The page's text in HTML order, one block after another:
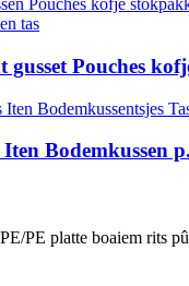
gusset Pouches
Iten Bodemkussen